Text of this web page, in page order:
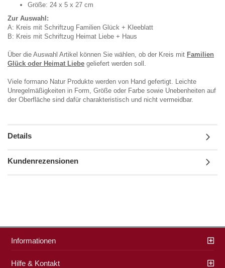
Größe: 24 x 5 x 27 cm
Zur Auswahl:
A: Kreis mit Schriftzug Familien Glück + Kleeblatt
B: Kreis mit Schriftzug Heimat Liebe + Haus
Über die Auswahl Artikel können Sie wählen, ob der Kreis mit Familien
Glück oder Heimat Liebe geliefert werden soll.
Viele formano Natur Produkte werden von Hand gefertigt. Leichte
Unregelmäßigkeiten in Form, Größe oder Farbe sowie Unebenheiten auf
der Oberfläche sind dafür charakteristisch und nicht vermeidbar.
Details
Kundenrezensionen
Informationen
Hilfe & Kontakt